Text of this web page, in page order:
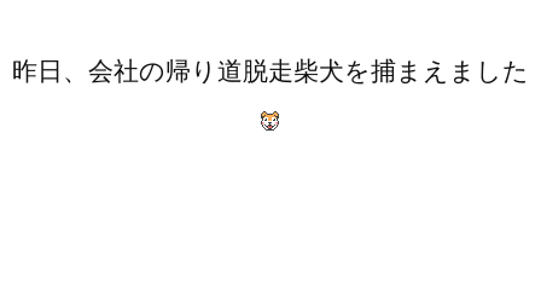
昨日、会社の帰り道脱走柴犬を捕まえました